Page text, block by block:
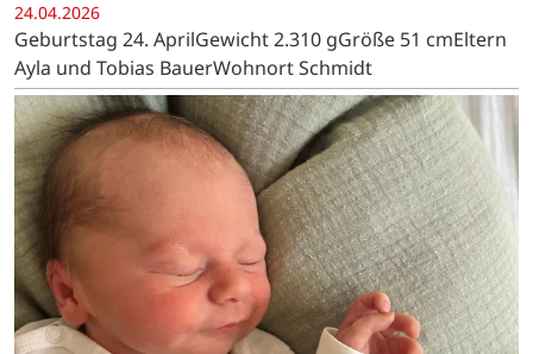
24.04.2026
Geburtstag 24. AprilGewicht 2.310 gGröße 51 cmEltern
Ayla und Tobias BauerWohnort Schmidt